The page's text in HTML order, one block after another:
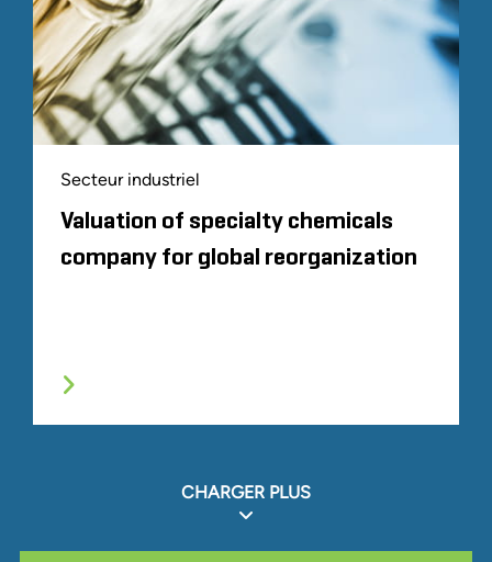
Secteur industriel
Valuation of specialty chemicals
company for global reorganization
CHARGER PLUS